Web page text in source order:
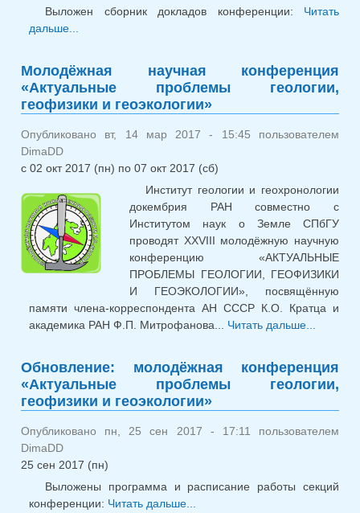
Выложен сборник докладов конференции: Читать
дальше...
метаморфизма в докембрии и фанерозое»
Молодёжная научная конференция
«Актуальные проблемы геологии,
геофизики и геоэкологии»
Опубликовано вт, 14 мар 2017 - 15:45 пользователем
DimaDD
с 02 окт 2017 (пн) по 07 окт 2017 (сб)
Институт геологии и геохронологии
докембрия РАН совместно с
Институтом наук о Земле СПбГУ
проводят XXVIII молодёжную научную
конференцию «АКТУАЛЬНЫЕ
ПРОБЛЕМЫ ГЕОЛОГИИ, ГЕОФИЗИКИ
И ГЕОЭКОЛОГИИ», посвящённую
памяти члена-корреспондента АН СССР К.О. Кратца и
академика РАН Ф.П. Митрофанова... Читать дальше...
Обновление: молодёжная конференция
«Актуальные проблемы геологии,
геофизики и геоэкологии»
Опубликовано пн, 25 сен 2017 - 17:11 пользователем
DimaDD
25 сен 2017 (пн)
Выложены программа и расписание работы секций
конференции: Читать дальше...